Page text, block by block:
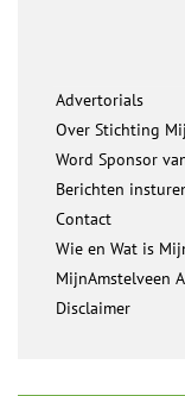
Advertorials
Over Stichting
Word Sponsor
Berichten
Contact
Wie en Wat is
MijnAmstelveen
Disclaimer